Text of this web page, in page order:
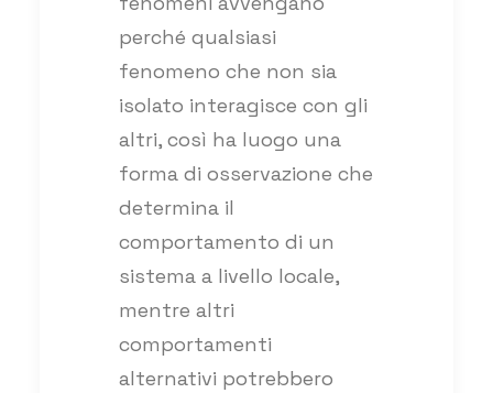
perché qualsiasi
fenomeno che non sia
isolato interagisce con gli
altri, così ha luogo una
forma di osservazione che
determina il
comportamento di un
sistema a livello locale,
mentre altri
comportamenti
alternativi potrebbero